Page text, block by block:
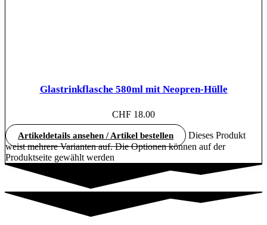
Glastrinkflasche 580ml mit Neopren-Hülle
CHF 18.00
Artikeldetails ansehen / Artikel bestellen
Dieses Produkt
weist mehrere Varianten auf. Die Optionen können auf der
Produktseite gewählt werden